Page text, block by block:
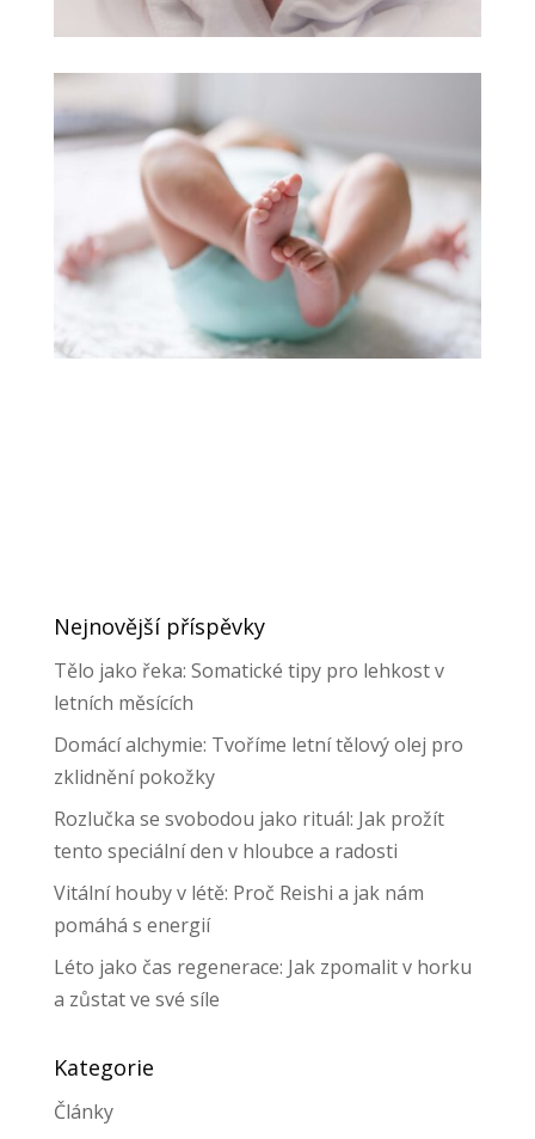
Nejnovější příspěvky
Tělo jako řeka: Somatické tipy pro lehkost v
letních měsících
Domácí alchymie: Tvoříme letní tělový olej pro
zklidnění pokožky
Rozlučka se svobodou jako rituál: Jak prožít
tento speciální den v hloubce a radosti
Vitální houby v létě: Proč Reishi a jak nám
pomáhá s energií
Léto jako čas regenerace: Jak zpomalit v horku
a zůstat ve své síle
Kategorie
Články